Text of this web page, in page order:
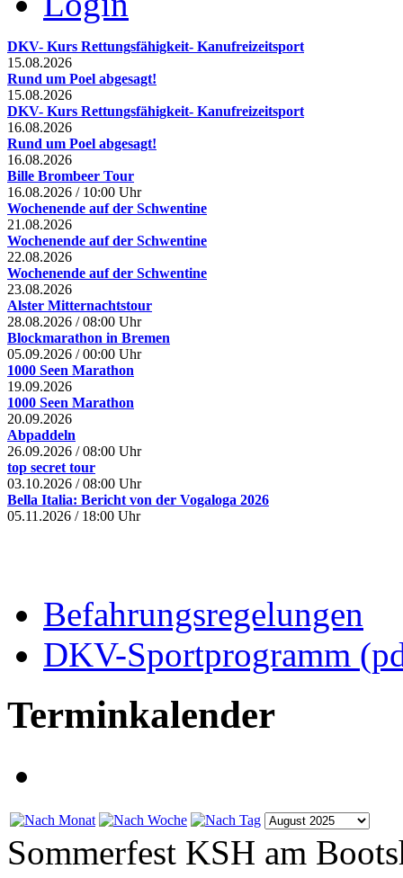
DKV- Kurs Rettungsfähigkeit- Kanufreizeitsport
15.08.2026
Rund um Poel abgesagt!
15.08.2026
DKV- Kurs Rettungsfähigkeit- Kanufreizeitsport
16.08.2026
Rund um Poel abgesagt!
16.08.2026
Bille Brombeer Tour
16.08.2026 / 10:00 Uhr
Wochenende auf der Schwentine
21.08.2026
Wochenende auf der Schwentine
22.08.2026
Wochenende auf der Schwentine
23.08.2026
Alster Mitternachtstour
28.08.2026 /08:00 Uhr
Blockmarathon in Bremen
05.09.2026 /00:00 Uhr
1000 Seen Marathon
19.09.2026
1000 Seen Marathon
20.09.2026
Abpaddeln
26.09.2026 /08:00 Uhr
top secret tour
03.10.2026 /08:00 Uhr
Bella Italia: Bericht von der Vogaloga 2026
05.11.2026 / 18:00 Uhr
Befahrungsregelungen
DKV-Sportprogramm
Terminkalender
Sommerfest KSH am